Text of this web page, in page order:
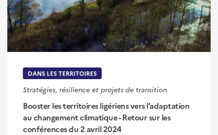
DANS LES TERRITOIRES
Stratégies, résilience et projets de transition
Booster les territoires ligériens vers l’adaptation
au changement climatique - Retour sur les
conférences du 2 avril 2024